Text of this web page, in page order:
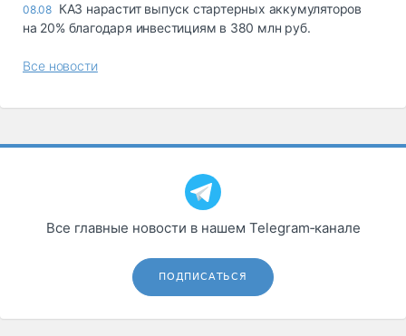
08.08 КАЗ нарастит выпуск стартерных аккумуляторов
на 20% благодаря инвестициям в 380 млн руб.
Все новости
Все главные новости в нашем Telegram‑канале
ПОДПИСАТЬСЯ